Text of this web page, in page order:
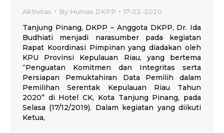
Aktivitas By Humas DKPP 17-02-2020
Tanjung Pinang, DKPP – Anggota DKPP, Dr. Ida
Budhiati menjadi narasumber pada kegiatan
Rapat Koordinasi Pimpinan yang diadakan oleh
KPU Provinsi Kepulauan Riau, yang bertema
“Penguatan Komitmen dan Integritas serta
Persiapan Pemuktahiran Data Pemilih dalam
Pemilihan Serentak Kepulauan Riau Tahun
2020” di Hotel CK, Kota Tanjung Pinang, pada
Selasa (17/12/2019). Dalam kegiatan yang diikuti
Ketua,